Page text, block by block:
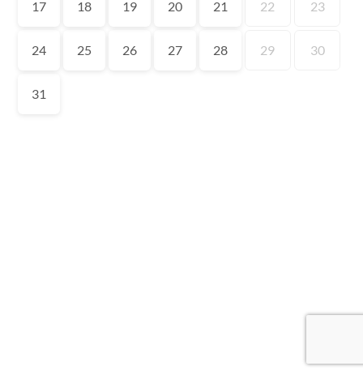
17 18 19 20 21 22 23
24 25 26 27 28 29 30
31